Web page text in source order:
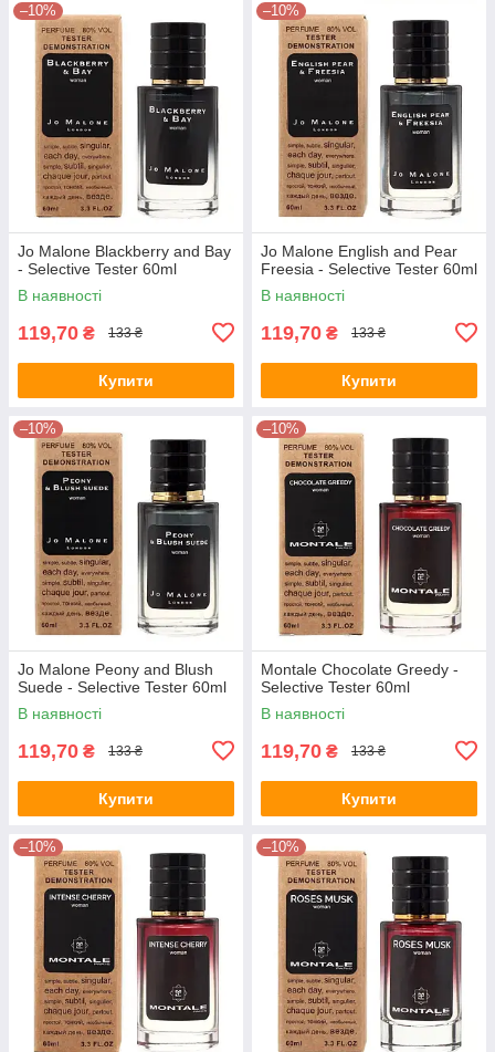
–10%
Jo Malone Blackberry and Bay
- Selective Tester 60ml
В наявності
119,70 ₴ 133 ₴
Купити
–10%
Jo Malone English and Pear
Freesia - Selective Tester 60ml
В наявності
119,70 ₴ 133 ₴
Купити
–10%
Jo Malone Peony and Blush
Suede - Selective Tester 60ml
В наявності
119,70 ₴ 133 ₴
Купити
–10%
Montale Chocolate Greedy -
Selective Tester 60ml
В наявності
119,70 ₴ 133 ₴
Купити
–10% –10%